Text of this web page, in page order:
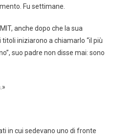
Fu settimane.
anche dopo che la sua
iniziarono a chiamarlo “il più
suo padre non disse mai: sono
in cui sedevano uno di fronte